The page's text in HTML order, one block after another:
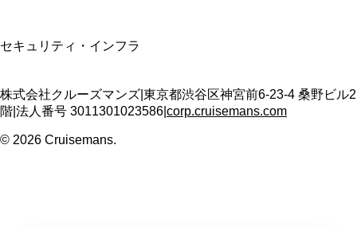
セキュリティ・インフラ
株式会社クルーズマンズ 東京都渋谷区神宮前6-23-4 桑野ビル2
階 法人番号 3011301023586 corp.cruisemans.com
© 2026 Cruisemans.